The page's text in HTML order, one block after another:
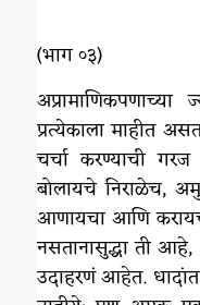
(भाग ०३)
अप्रामाणिकपणाच्या
प्रत्येकाला माहीत
चर्चा करण्याची
बोलायचे निराळेच,
आणायचा आणि
नसतानासुद्धा ती
उदाहरणं आहेत.